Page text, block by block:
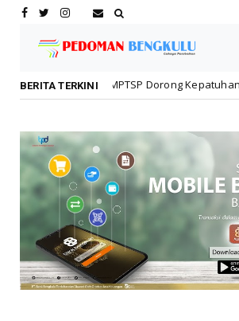
BERITA TERKINI
Dorong Kepatuhan Pelaku Usaha Daerah